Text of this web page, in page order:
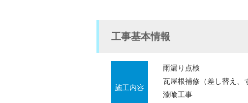
工事基本情報
施工内容
雨漏り点検
瓦屋根補修（差し替え、
漆喰工事